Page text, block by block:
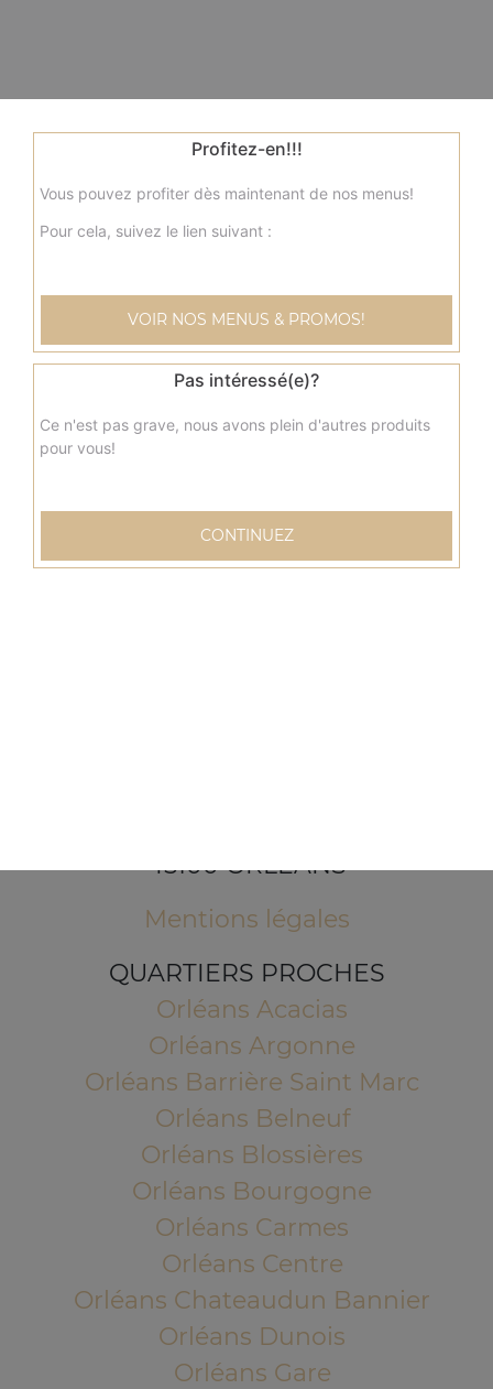
45100 ORLEANS
Mentions légales
QUARTIERS PROCHES
Orléans Acacias
Orléans Argonne
Orléans Barrière Saint Marc
Orléans Belneuf
Orléans Blossières
Orléans Bourgogne
Orléans Carmes
Orléans Centre
Orléans Chateaudun Bannier
Orléans Dunois
Orléans Gare
Profitez-en!!!
Vous pouvez profiter dès maintenant de nos menus!
Pour cela, suivez le lien suivant :
VOIR NOS MENUS & PROMOS!
Pas intéressé(e)?
Ce n'est pas grave, nous avons plein d'autres produits
pour vous!
CONTINUEZ